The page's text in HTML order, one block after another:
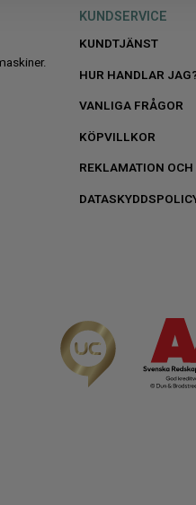
KUNDSERVICE
KUNDTJÄNST
HUR HANDLAR
VANLIGA FRÅGOR
KÖPVILLKOR
REKLAMATION OCH